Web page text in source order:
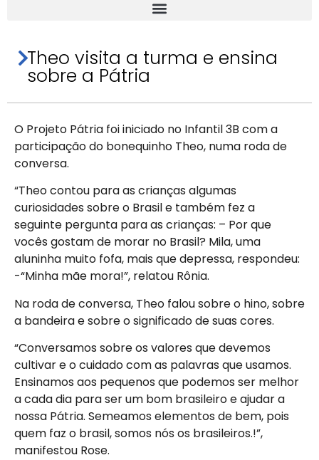
Theo visita a turma e ensina
sobre a Pátria
O Projeto Pátria foi iniciado no Infantil 3B com a
participação do bonequinho Theo, numa roda de
conversa.
“Theo contou para as crianças algumas
curiosidades sobre o Brasil e também fez a
seguinte pergunta para as crianças: – Por que
vocês gostam de morar no Brasil? Mila, uma
aluninha muito fofa, mais que depressa, respondeu:
-“Minha mãe mora!”, relatou Rônia.
Na roda de conversa, Theo falou sobre o hino, sobre
a bandeira e sobre o significado de suas cores.
“Conversamos sobre os valores que devemos
cultivar e o cuidado com as palavras que usamos.
Ensinamos aos pequenos que podemos ser melhor
a cada dia para ser um bom brasileiro e ajudar a
nossa Pátria. Semeamos elementos de bem, pois
quem faz o brasil, somos nós os brasileiros.!”,
manifestou Rose.